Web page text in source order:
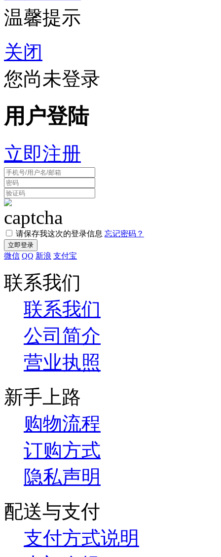
温馨提示
关闭
您尚未登录
用户登陆
立即注册
请保存我这次的登录信息 忘记密码？
微信 QQ 新浪 支付宝
联系我们
联系我们
公司简介
营业执照
新手上路
购物流程
订购方式
隐私声明
配送与支付
支付方式说明